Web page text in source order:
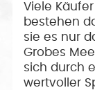
Viele
bestehen
sie es nur
Grobes
sich durch
wertvoller